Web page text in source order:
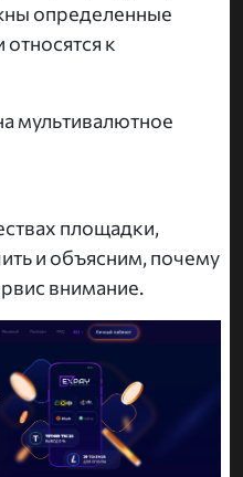
определенные
к
мультивалютное
площадки,
и объясним, почему
внимание.